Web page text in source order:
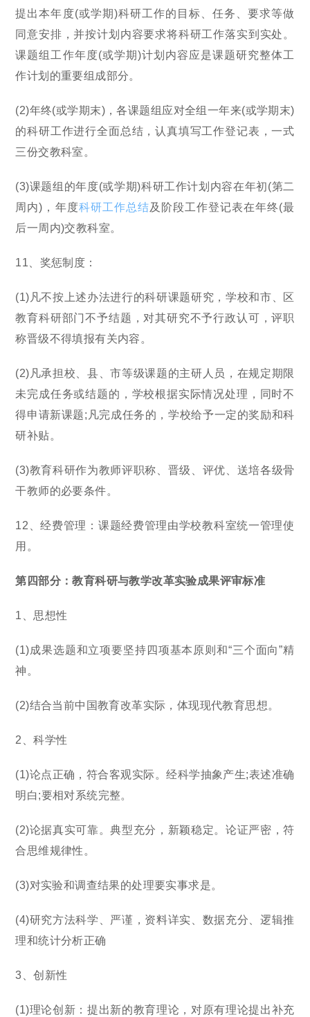
提出本年度(或学期)科研工作的目标、任务、要求等做
同意安排，并按计划内容要求将科研工作落实到实处。
课题组工作年度(或学期)计划内容应是课题研究整体工
作计划的重要组成部分。
(2)年终(或学期末)，各课题组应对全组一年来(或学期末)
的科研工作进行全面总结，认真填写工作登记表，一式
三份交教科室。
(3)课题组的年度(或学期)科研工作计划内容在年初(第二
周内)，年度科研工作总结及阶段工作登记表在年终(最
后一周内)交教科室。
11、奖惩制度：
(1)凡不按上述办法进行的科研课题研究，学校和市、区
教育科研部门不予结题，对其研究不予行政认可，评职
称晋级不得填报有关内容。
(2)凡承担校、县、市等级课题的主研人员，在规定期限
未完成任务或结题的，学校根据实际情况处理，同时不
得申请新课题;凡完成任务的，学校给予一定的奖励和科
研补贴。
(3)教育科研作为教师评职称、晋级、评优、送培各级骨
干教师的必要条件。
12、经费管理：课题经费管理由学校教科室统一管理使
用。
第四部分：教育科研与教学改革实验成果评审标准
1、思想性
(1)成果选题和立项要坚持四项基本原则和“三个面向”精
神。
(2)结合当前中国教育改革实际，体现现代教育思想。
2、科学性
(1)论点正确，符合客观实际。经科学抽象产生;表述准确
明白;要相对系统完整。
(2)论据真实可靠。典型充分，新颖稳定。论证严密，符
合思维规律性。
(3)对实验和调查结果的处理要实事求是。
(4)研究方法科学、严谨，资料详实、数据充分、逻辑推
理和统计分析正确
3、创新性
(1)理论创新：提出新的教育理论，对原有理论提出补充